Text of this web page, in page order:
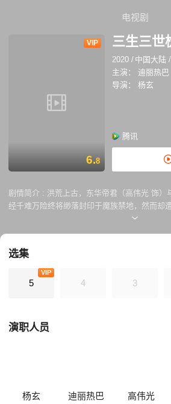
电视剧
VIP
6.8
三生三世
2020 / 中国大陆 /
主演：
迪丽热巴
导演：
杨玄
腾讯
剧情简介 : 洪荒上古，东华帝君（高伟光 饰）
经千难万险终将缈落封印于魔族禁地，然而却
后，调皮而美丽的青丘帝姬白凤九（迪丽热巴
十三天太晨宫做仙娥。但是低人一等的仙娥可
仅要受人欺负，还要冒着丢掉性命的危险。可
定遇见了那个人…… 该剧根据唐七同名小说改
选集
5
VIP
4 3
演职人员
杨玄 迪丽热巴 高伟光